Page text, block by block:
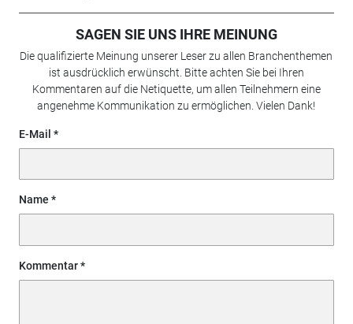
SAGEN SIE UNS IHRE MEINUNG
Die qualifizierte Meinung unserer Leser zu allen Branchenthemen
ist ausdrücklich erwünscht. Bitte achten Sie bei Ihren
Kommentaren auf die Netiquette, um allen Teilnehmern eine
angenehme Kommunikation zu ermöglichen. Vielen Dank!
E-Mail
Name
Kommentar